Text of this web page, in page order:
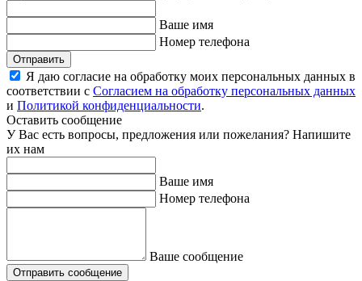
Ваше имя
Номер телефона
Отправить
Я даю согласие на обработку моих персональных данных в
соответствии с Согласием на обработку персональных данных
и Политикой конфиденциальности.
Оставить сообщение
У Вас есть вопросы, предложения или пожелания? Напишите
их нам
Ваше имя
Номер телефона
Ваше сообщение
Отправить сообщение